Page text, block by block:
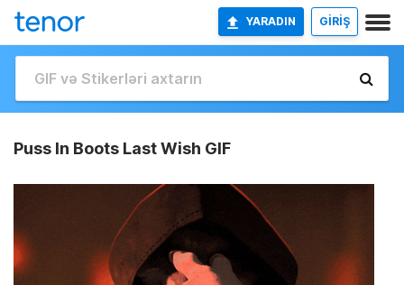
YARADIN GİRİŞ
Puss In Boots Last Wish GIF